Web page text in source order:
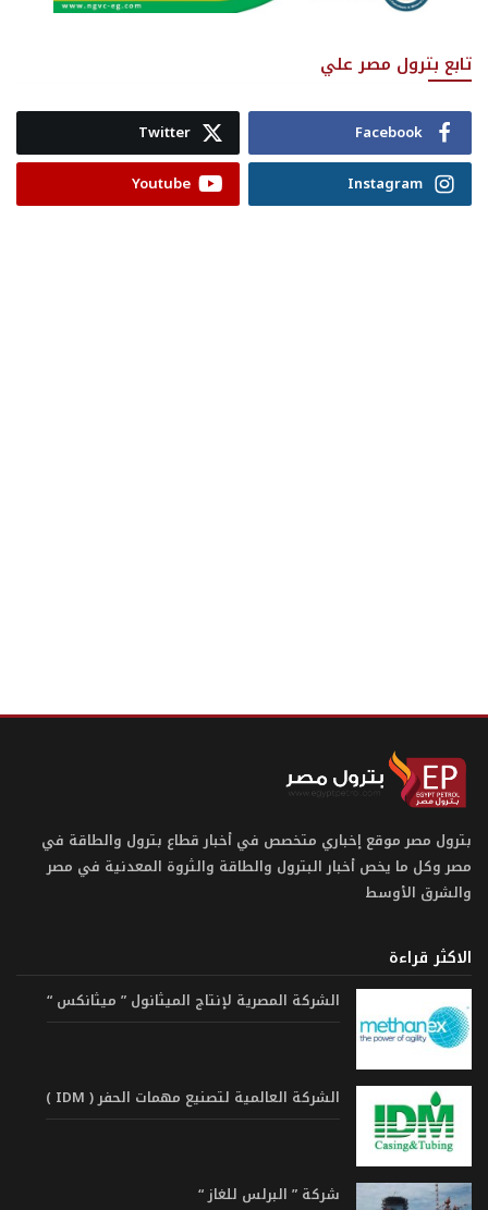
تابع بترول مصر علي
Facebook
Twitter
Instagram
Youtube
بترول مصر موقع إخباري متخصص في أخبار قطاع بترول والطاقة في
مصر وكل ما يخص أخبار البترول والطاقة والثروة المعدنية في مصر
والشرق الأوسط
الاكثر قراءة
الشركة المصرية لإنتاج الميثانول ” ميثانكس “
الشركة العالمية لتصنيع مهمات الحفر ( IDM )
شركة ” البرلس للغاز “